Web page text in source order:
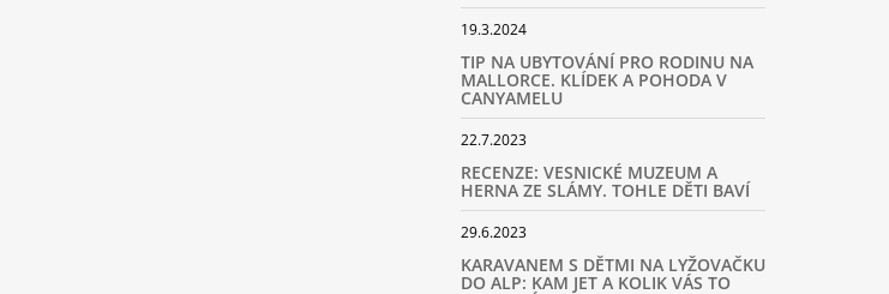
19.3.2024
TIP NA UBYTOVÁNÍ PRO RODINU NA
MALLORCE. KLÍDEK A POHODA V
CANYAMELU
22.7.2023
RECENZE: VESNICKÉ MUZEUM A
HERNA ZE SLÁMY. TOHLE DĚTI BAVÍ
29.6.2023
KARAVANEM S DĚTMI NA LYŽOVAČKU
DO ALP: KAM JET A KOLIK VÁS TO